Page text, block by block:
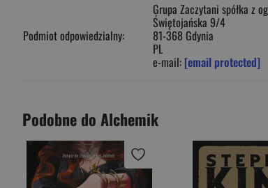
Podmiot odpowiedzialny:
Grupa Zaczytani spółka z
Świętojańska 9/4
81-368 Gdynia
PL
e-mail: [email protected]
Podobne do Alchemik